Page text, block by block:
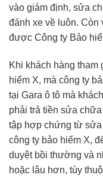
vào giám định, sửa
đánh xe về luôn.
được Công ty Bảo
Khi khách hàng tham
hiểm X, mà công ty
tại Gara ô tô mà
phải trả tiền sửa
tập hợp chứng từ
công ty bảo hiểm X,
duyệt bồi thường và
hoặc lâu hơn, tùy